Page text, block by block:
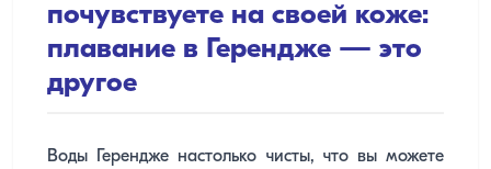
почувствуете на своей коже:
плавание в Герендже — это
другое
Воды Герендже настолько чисты, что вы можете